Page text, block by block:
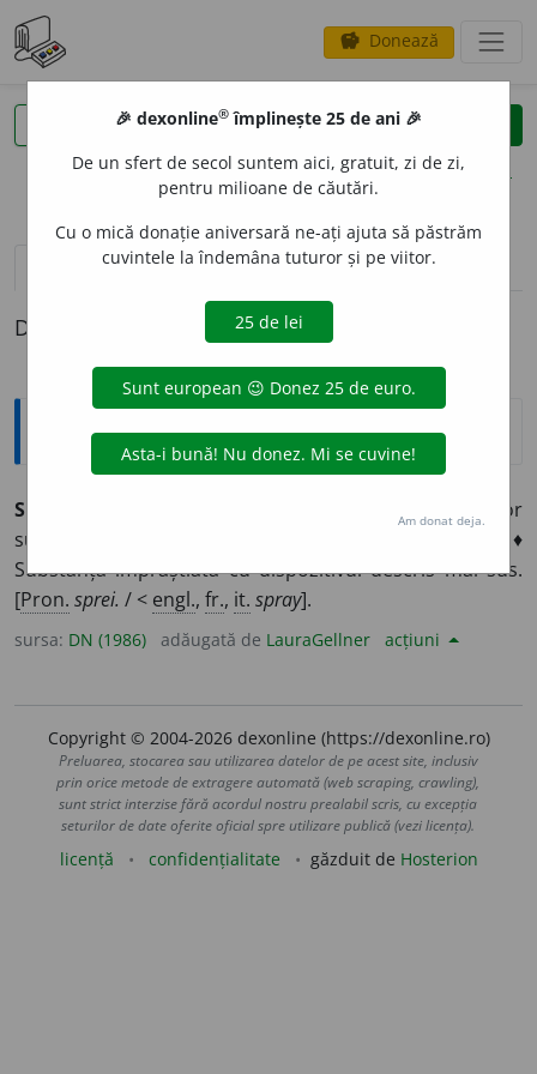
savings Donează
clear
opțiuni
definiții (1) pronunțievolume_up (30)
Definiția cu ID-ul 439727:
Explicative DEX
SPRAY
Dispozitiv pentru pulverizare a unor
substanțe cosmetice, insecticide etc.; atomizor. ♦
Substanță împrăștiată cu dispozitivul descris mai sus.
[Pron. sprei. / < engl., fr., it. spray].
sursa: DN (1986) adăugată de LauraGellner acțiuni
Copyright © 2004-2026 dexonline (https://dexonline.ro)
Preluarea, stocarea sau utilizarea datelor de pe acest site, inclusiv
prin orice metode de extragere automată (web scraping, crawling),
sunt strict interzise fără acordul nostru prealabil scris, cu excepția
seturilor de date oferite oficial spre utilizare publică (vezi licența).
licență confidențialitate găzduit de Hosterion
🎉 dexonline® împlinește 25 de ani 🎉
De un sfert de secol suntem aici, gratuit, zi de zi,
pentru milioane de căutări.
Cu o mică donație aniversară ne-ați ajuta să păstrăm
cuvintele la îndemâna tuturor și pe viitor.
Am donat deja.